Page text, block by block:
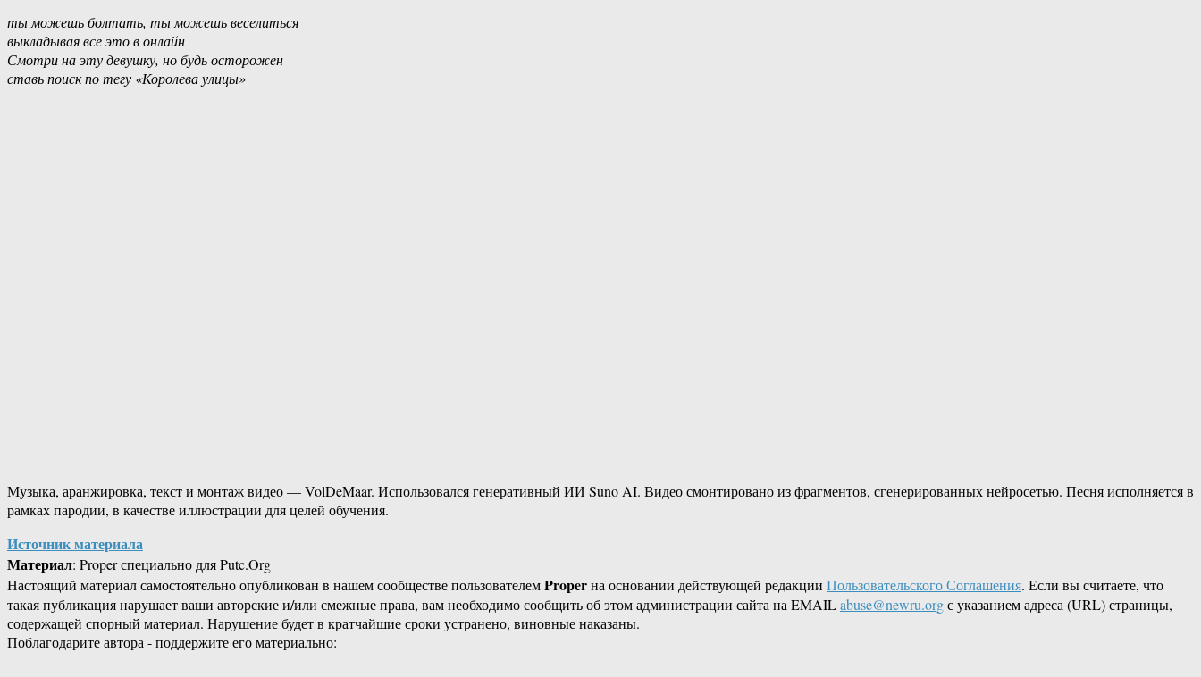
ты можешь болтать, ты можешь веселиться
выкладывая все это в онлайн
Смотри на эту девушку, но будь осторожен
ставь поиск по тегу «Королева улицы»
Музыка, аранжировка, текст и монтаж видео — VolDeMaar. Использовался генеративный ИИ Suno AI. Видео смонтировано из фрагментов, сгенерированных нейросетью. Песня исполняется в
рамках пародии, в качестве иллюстрации для целей обучения.
Источник материала
Материал: Proper специально для Putc.Org
Настоящий материал самостоятельно опубликован в нашем сообществе пользователемProperна основании действующей редакции Пользовательского Соглашения. Если вы считаете, что
такая публикация нарушает ваши авторские и/или смежные права, вам необходимо сообщить об этом администрации сайта на EMAILabuse@newru.orgс указанием адреса (URL) страницы,
содержащей спорный материал. Нарушение будет в кратчайшие сроки устранено, виновные наказаны.
Поблагодарите автора - поддержите его материально: